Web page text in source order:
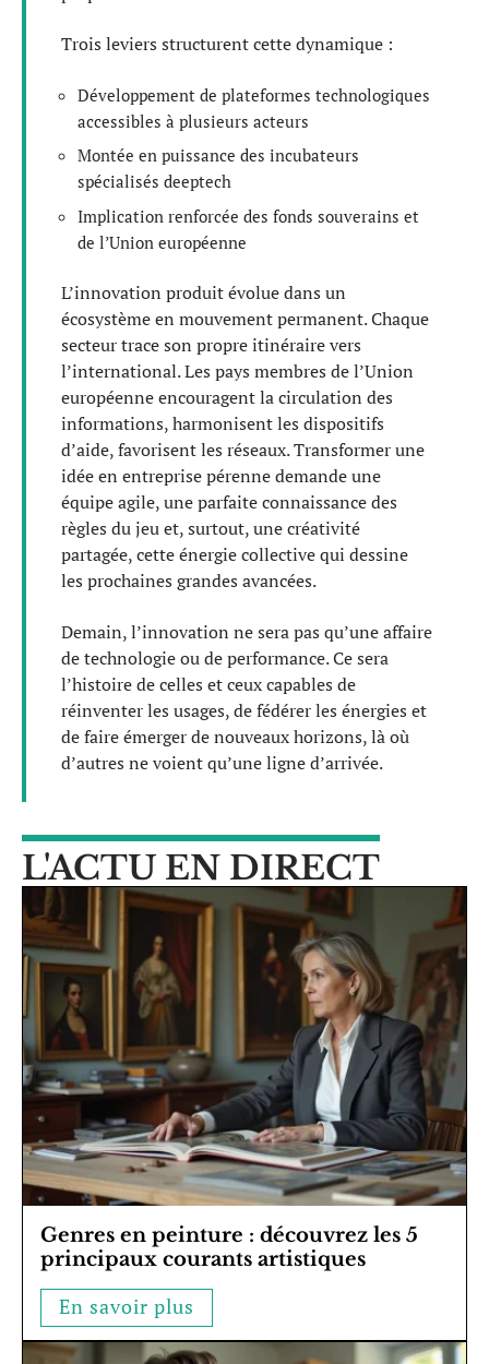
Trois leviers structurent cette dynamique :
Développement de plateformes technologiques
accessibles à plusieurs acteurs
Montée en puissance des incubateurs
spécialisés deeptech
Implication renforcée des fonds souverains et
de l’Union européenne
L’innovation produit évolue dans un
écosystème en mouvement permanent. Chaque
secteur trace son propre itinéraire vers
l’international. Les pays membres de l’Union
européenne encouragent la circulation des
informations, harmonisent les dispositifs
d’aide, favorisent les réseaux. Transformer une
idée en entreprise pérenne demande une
équipe agile, une parfaite connaissance des
règles du jeu et, surtout, une créativité
partagée, cette énergie collective qui dessine
les prochaines grandes avancées.
Demain, l’innovation ne sera pas qu’une affaire
de technologie ou de performance. Ce sera
l’histoire de celles et ceux capables de
réinventer les usages, de fédérer les énergies et
de faire émerger de nouveaux horizons, là où
d’autres ne voient qu’une ligne d’arrivée.
L'ACTU EN DIRECT
Genres en peinture : découvrez les 5
principaux courants artistiques
En savoir plus